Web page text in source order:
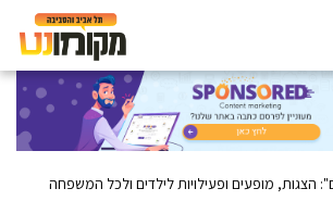
הצגות, מופעים ופעילויות לילדים ולכל המשפחה